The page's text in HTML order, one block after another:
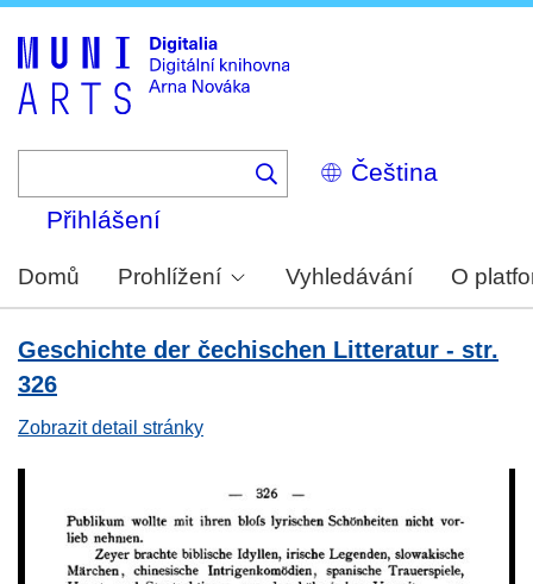
Select
your
Přihlášení
Domů Prohlížení Vyhledávání O
Geschichte der čechischen Litteratur - str.
326
Zobrazit detail stránky